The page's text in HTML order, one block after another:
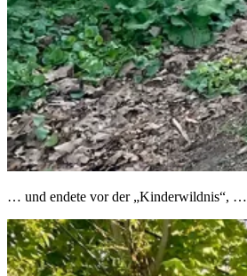
… und endete vor der „Kinderwildnis“, …